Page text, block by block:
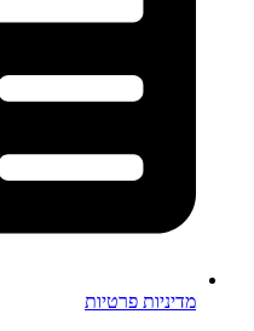
מדיניות פרטיות